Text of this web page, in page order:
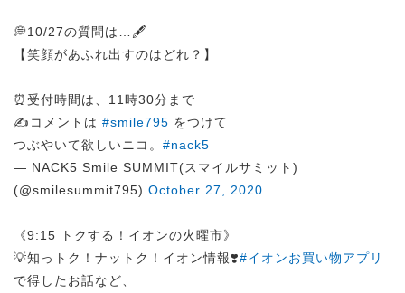
💭10/27の質問は…🖋️
【笑顔があふれ出すのはどれ？】
⏰受付時間は、11時30分まで
✍️コメントは #smile795 をつけて
つぶやいて欲しいニコ。 #nack5
— NACK5 Smile SUMMIT(スマイルサミット)
(@smilesummit795) October 27, 2020
《9:15 トクする！イオンの火曜市》
💡知っトク！ナットク！イオン情報❣️#イオンお買い物アプリ
で得したお話など、